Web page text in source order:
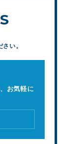
い。
お気軽に